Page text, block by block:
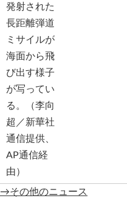
→その他のニュース